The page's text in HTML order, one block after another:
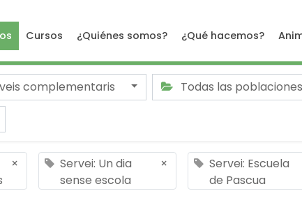
Cursos ¿Quiénes somos? ¿Qué hacemos?
complementaris
Todas las poblaciones
×
Servei: Un dia
sense escola
×
Servei: Escuela
de Pascua